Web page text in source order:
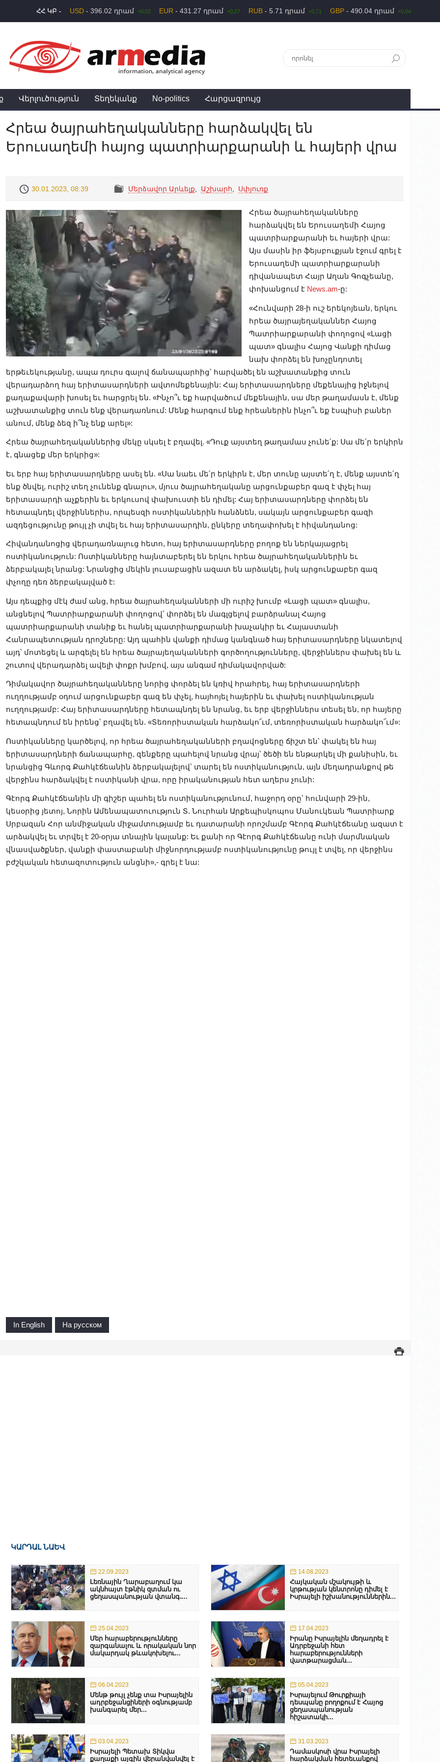
ՀՀ ԿԲ - USD - 396.02 դրամ +0,02 EUR - 431.27 դրամ +0,27 RUB - 5.71 դրամ +0,71 GBP - 490.04 դրամ +0,04
Վերլուծություն Տեղեկանք No-politics Հարցազրույց
Հրեա ծայրահեղականները հարձակվել են
Երուսաղեմի հայոց պատրիարքարանի և հայերի վրա
30.01.2023, 08:39 Մերձավոր Արևելք Աշխարհ Սփյուռք
Հրեա ծայրահեղականները
հարձակվել են Երուսաղեմի Հայոց
պատրիարքարանի եւ հայերի վրա:
Այս մասին իր ֆեյսբուքյան էջում գրել է
Երուսաղեմի պատրիարքարանի
դիվանապետ Հայր Աղան Գոգչեանը,
փոխանցում է News.am-ը:
«Հունվարի 28-ի ուշ երեկոյեան, երկու
հրեա ծայրայեղականներ Հայոց
Պատրիարքարանի փողոցով «Լացի
պատ» գնալիս Հայոց Վանքի դիմաց
նախ փորձել են խոչընդոտել
երթեւեկությանը, ապա դուրս գալով ճանապարհից՝ հարվածել են աշխատանքից տուն
վերադարձող հայ երիտասարդների ավտոմեքենային: Հայ երիտասարդները մեքենայից իջնելով
քաղաքավարի խոսել եւ հարցրել են. «Ինչո՞ւ եք հարվածում մեքենային, սա մեր թաղամասն է, մենք
աշխատանքից տուն ենք վերադառնում: Մենք հարգում ենք հրեաներին ինչո՞ւ եք էսպիսի բաներ
անում, մենք ձեզ ի՞նչ ենք արել»:
Հրեա ծայրահեղականներից մեկը սկսել է բղավել. «Դուք այստեղ թաղամաս չունե՛ք: Սա մե՛ր երկիրն
է, գնացեք մեր երկրից»:
Եւ երբ հայ երիտասարդները ասել են. «Սա նաեւ մե՛ր երկիրն է, մեր տունը այստե՛ղ է, մենք այստե՛ղ
ենք ծնվել, ուրիշ տեղ չունենք գնալու», մյուս ծայրահեղականը արցունքաբեր գազ է փչել հայ
երիտասարդի աչքերին եւ երկուսով փախուստի են դիմել: Հայ երիտասարդները փորձել են
հետապնդել վերջիններիս, որպեսզի ոստիկաններին հանձնեն, սակայն արցունքաբեր գազի
ազդեցությունը թույլ չի տվել եւ հայ երիտասարդին, ընկերը տեղափոխել է հիվանդանոց:
Հիվանդանոցից վերադառնալուց հետո, հայ երիտասարդները բողոք են ներկայացրել
ոստիկանություն: Ոստիկանները հայնտաբերել են երկու հրեա ծայրահեղականներին եւ
ձերբակալել նրանց: Նրանցից մեկին լուսաբացին ազատ են արձակել, իսկ արցունքաբեր գազ
փչողը դեռ ձերբակալված է:
Այս դեպքից մէկ ժամ անց, հրեա ծայրահեղականների մի ուրիշ խումբ «Լացի պատ» գնալիս,
անցնելով Պատրիարքարանի փողոցով՝ փորձել են մագլցելով բարձրանալ Հայոց
պատրիարքարանի տանիք եւ հանել պատրիարքարանի խաչակիր եւ Հայաստանի
Հանրապետության դրոշները: Այդ պահին վանքի դիմաց կանգնած հայ երիտասարդները նկատելով
այդ՝ մոտեցել և արգելել են հրեա ծայրայեղականների գործողությունները, վերջիններս փախել են և
շուտով վերադարձել ավելի փոքր խմբով, այս անգամ դիմակավորված:
Դիմակավոր ծայրահեղականները նորից փորձել են կռիվ հրահրել, հայ երիտասարդների
ուղղությամբ օդում արցունքաբեր գազ են փչել, հայհոյել հայերին եւ փախել ոստիկանության
ուղղությամբ: Հայ երիտասարդները հետապնդել են նրանց, եւ երբ վերջիններս տեսել են, որ հայերը
հետապնդում են իրենց՝ բղավել են. «Տեռորիստական հարձակո՜ւմ, տեռորիստական հարձակո՜ւմ»:
Ոստիկանները կարծելով, որ հրեա ծայրահեղականների բղավոցները ճիշտ են՝ փակել են հայ
երիտասարդների ճանապարհը, զենքերը պահելով նրանց վրայ՝ ծեծի են ենթարկել մի քանիսին, եւ
նրանցից Գևորգ Քահկէճեանին ձերբակալելով՝ տարել են ոստիկանություն, այն մեղադրանքով թե
վերջինս հարձակվել է ոստիկանի վրա, որը իրականության հետ աղերս չունի:
Գէորգ Քահկէճեանին մի գիշեր պահել են ոստիկանությունում, հաջորդ օրը՝ հունվարի 29-ին,
կեսօրից յետոյ, Նորին Ամենապատուություն Տ. Նուրհան Արքեպիսկոպոս Մանուկեան Պատրիարք
Սրբազան Հոր անմիջական միջամտությամբ եւ դատարանի որոշմամբ Գէորգ Քահկէճեանը ազատ է
արձակվել եւ տրվել է 20-օրյա տնային կալանք: Եւ քանի որ Գէորգ Քահկէճեանը ունի մարմնական
վնասվածքներ, վանքի փաստաբանի միջնորդությամբ ոստիկանությունը թույլ է տվել, որ վերջինս
բժշկական հետազոտություն անցնի»,- գրել է նա:
In English На русском
ԿԱՐԴԱԼ ՆԱԵՎ
22.09.2023
Լեռնային Ղարաբաղում կա
ակնհայտ էթնիկ զտման ու
ցեղասպանության վտանգ․...
14.08.2023
Հայկական մշակույթի և
կրթության կենտրոնը դիմել է
Իսրայելի իշխանություններին...
25.04.2023
Մեր հարաբերությունները
զարգանալու և որակական նոր
մակարդակ թևակոխելու...
17.04.2023
Իրանը Իսրայելին մեղադրել է
Ադրբեջանի հետ
հարաբերությունների
վատթարացման...
06.04.2023
Մենթ թույլ չենք տա Իսրայելին
ադրբեջանցիների օգնությամբ
խանգարել մեր...
05.04.2023
Իսրայելում Թուրքիայի
դեսպանը բողոքում է Հայոց
ցեղասպանության
հիշատակի...
03.04.2023
Իսրայելի Պետախ Տիկվա
քաղաքի այգին վերանվանվել է
31.03.2023
Դամասկոսի վրա Իսրայելի
հարձակման հետեւանքով